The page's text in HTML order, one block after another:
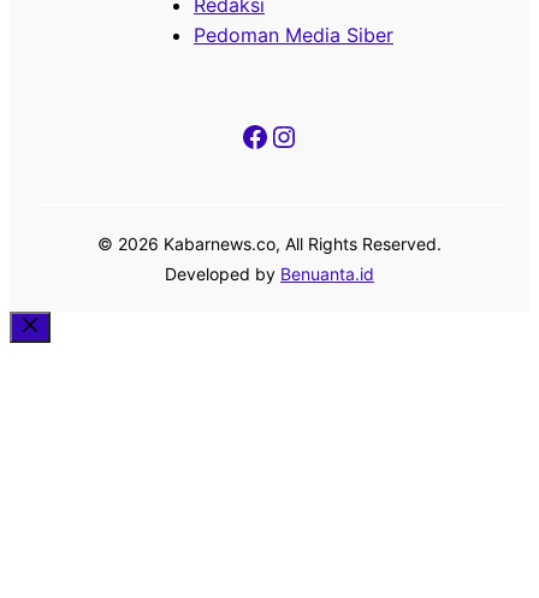
Pedoman Media Siber
Facebook
Instagram
© 2026 Kabarnews.co, All Rights Reserved.
Developed by Benuanta.id
Close